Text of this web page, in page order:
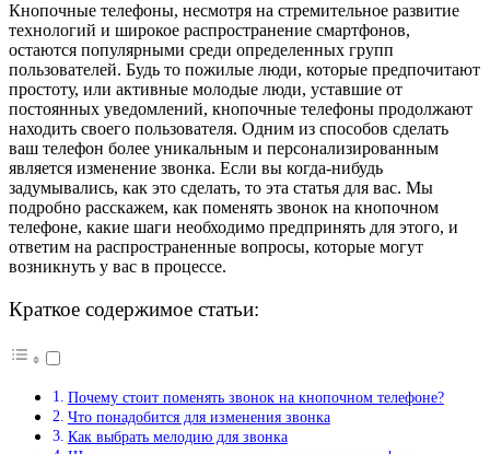
Кнопочные телефоны, несмотря на стремительное развитие
технологий и широкое распространение смартфонов,
остаются популярными среди определенных групп
пользователей. Будь то пожилые люди, которые предпочитают
простоту, или активные молодые люди, уставшие от
постоянных уведомлений, кнопочные телефоны продолжают
находить своего пользователя. Одним из способов сделать
ваш телефон более уникальным и персонализированным
является изменение звонка. Если вы когда-нибудь
задумывались, как это сделать, то эта статья для вас. Мы
подробно расскажем, как поменять звонок на кнопочном
телефоне, какие шаги необходимо предпринять для этого, и
ответим на распространенные вопросы, которые могут
возникнуть у вас в процессе.
Краткое содержимое статьи:
Почему стоит поменять звонок на кнопочном телефоне?
Что понадобится для изменения звонка
Как выбрать мелодию для звонка